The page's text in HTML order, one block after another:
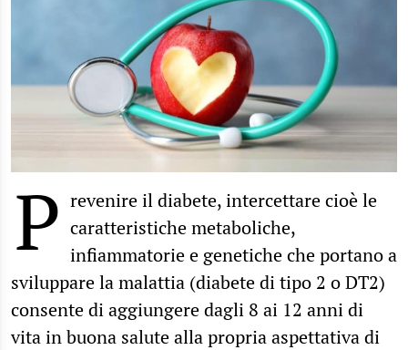
P revenire il diabete, intercettare cioè le
caratteristiche metaboliche,
infiammatorie e genetiche che portano a
sviluppare la malattia (diabete di tipo 2 o DT2)
consente di aggiungere dagli 8 ai 12 anni di
vita in buona salute alla propria aspettativa di